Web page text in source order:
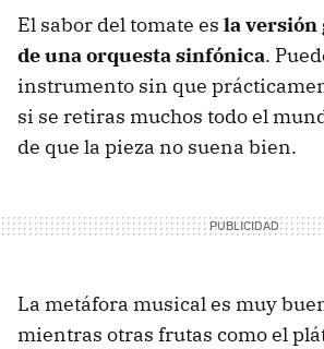
El sabor del tomate es la versión
de una orquesta sinfónica.
instrumento sin que
si se retiras muchos todo el
de que la pieza no suena bien.
La metáfora musical es muy
mientras otras frutas como el